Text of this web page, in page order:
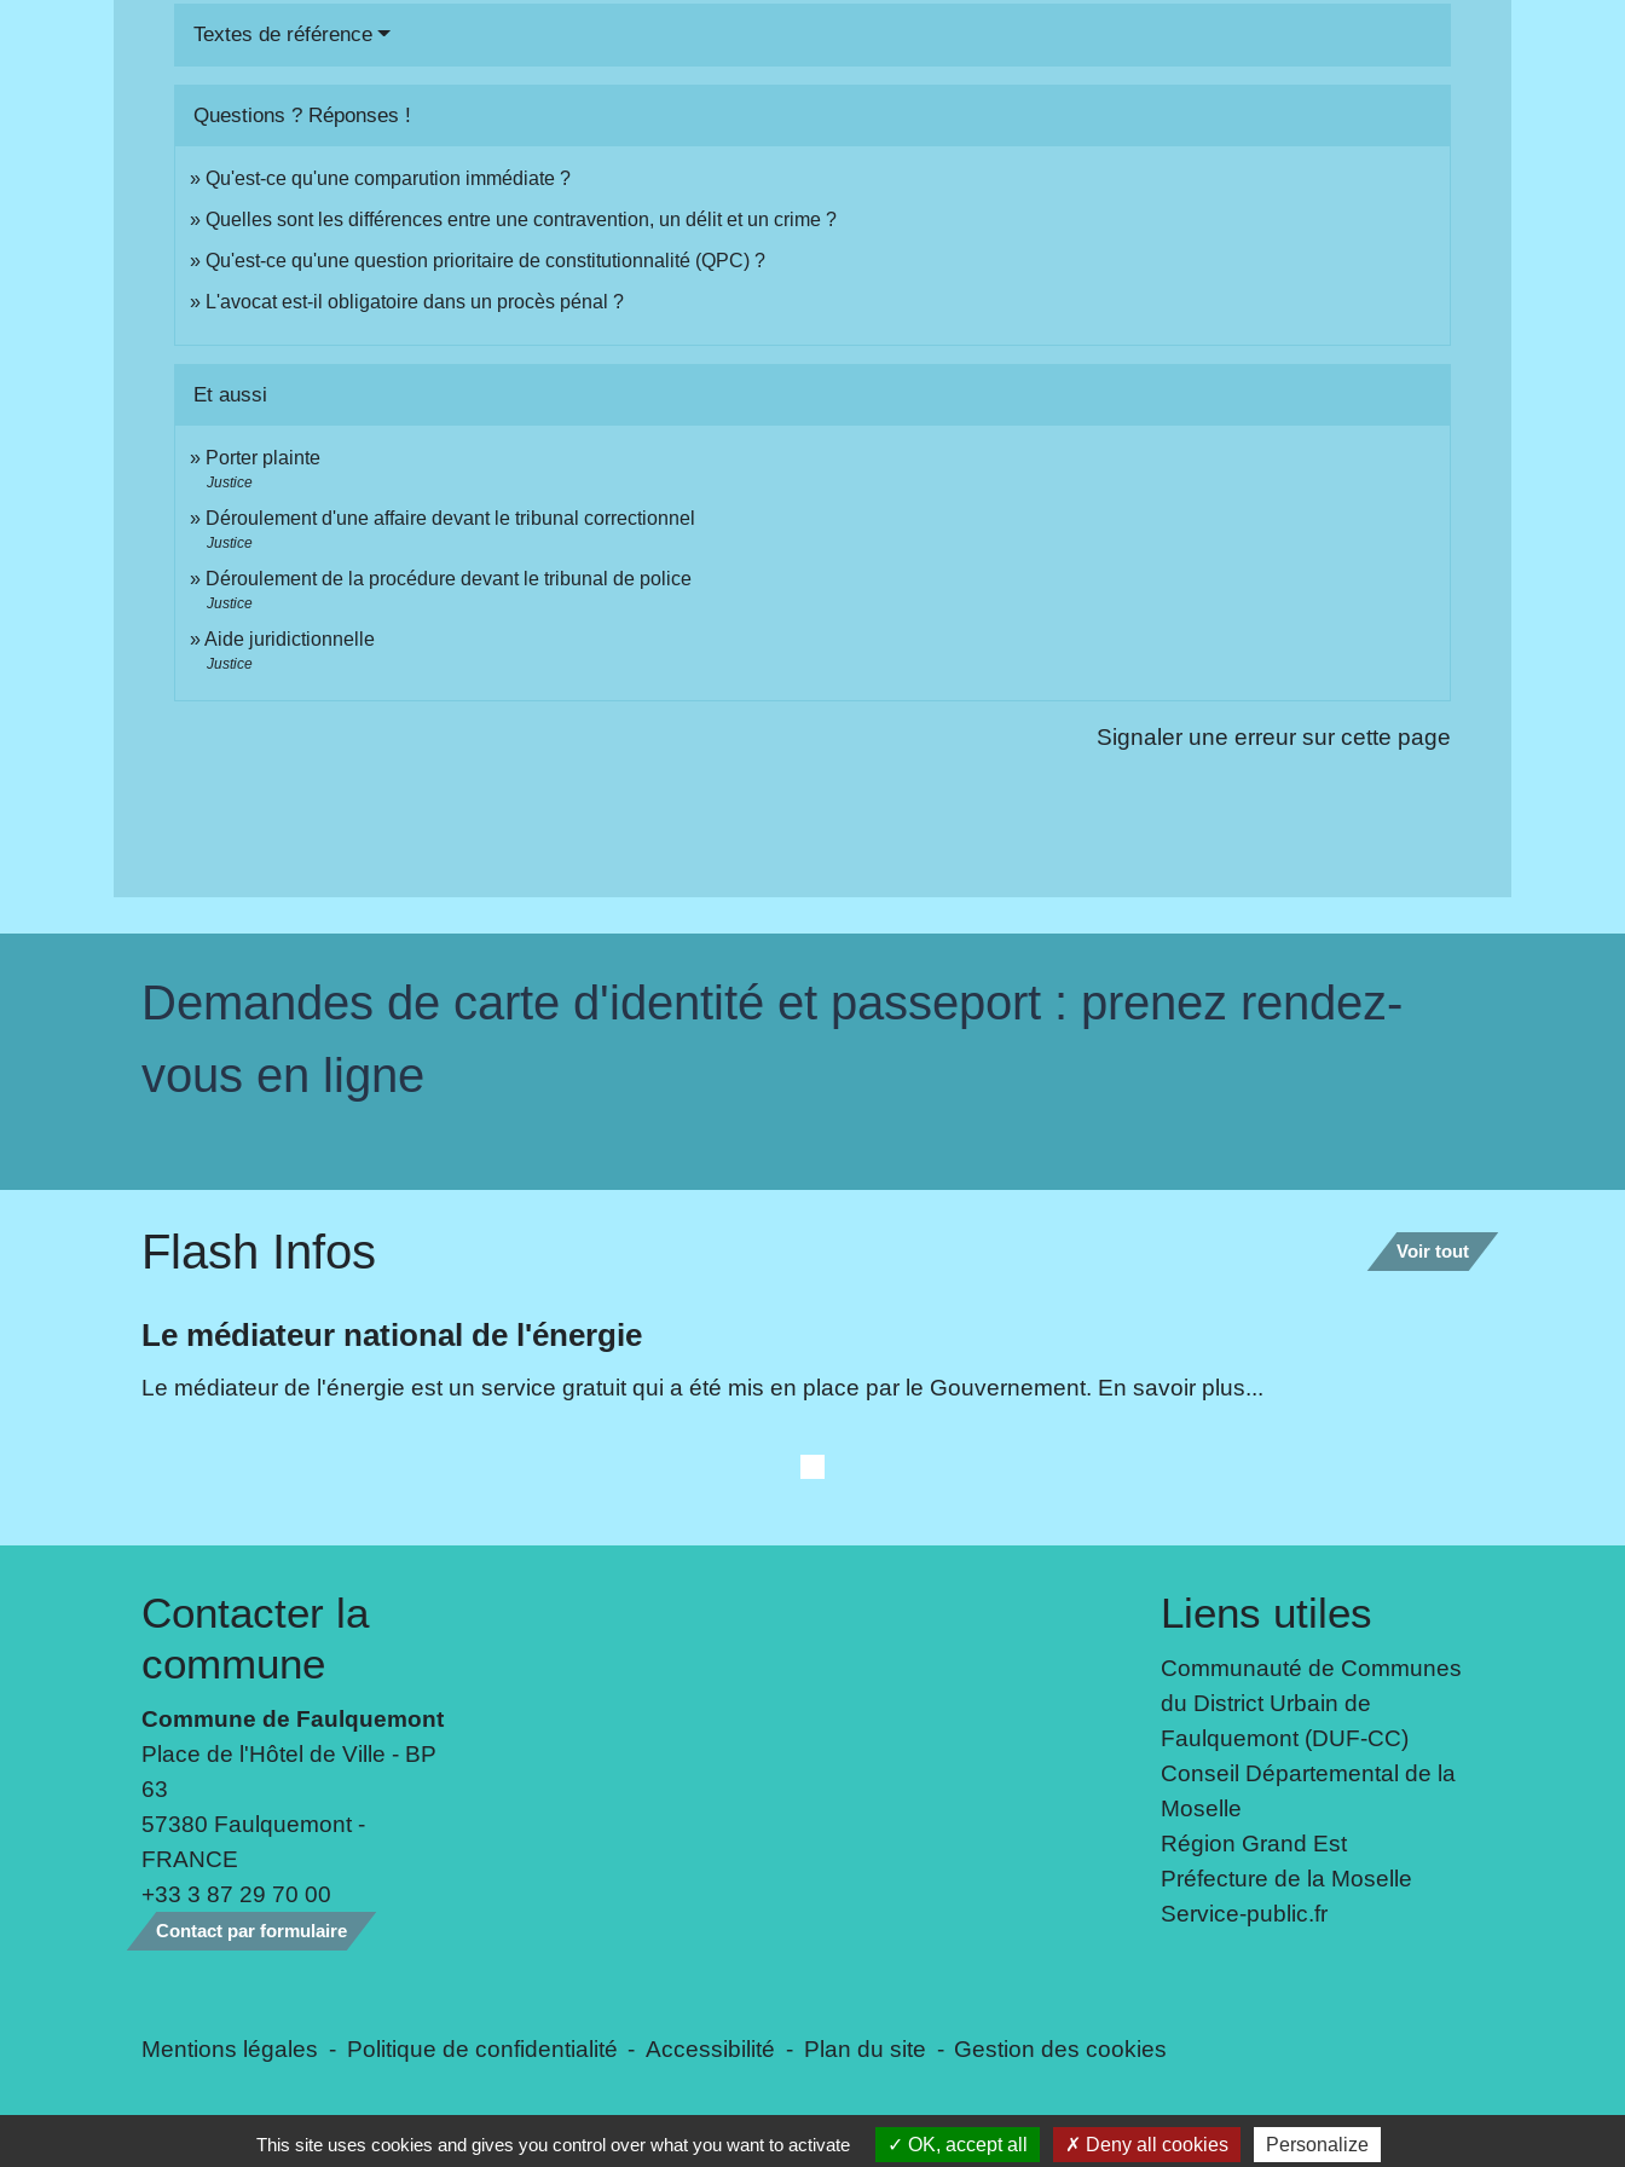
Textes de référence
Questions ? Réponses !
Qu'est-ce qu'une comparution immédiate ?
Quelles sont les différences entre une contravention, un délit et un crime ?
Qu'est-ce qu'une question prioritaire de constitutionnalité (QPC) ?
L'avocat est-il obligatoire dans un procès pénal ?
Et aussi
Porter plainte
Justice
Déroulement d'une affaire devant le tribunal correctionnel
Justice
Déroulement de la procédure devant le tribunal de police
Justice
Aide juridictionnelle
Justice
Signaler une erreur sur cette page
Demandes de carte d'identité et passeport : prenez rendez-
vous en ligne
Flash Infos Voir tout
Le médiateur national de l'énergie
Le médiateur de l'énergie est un service gratuit qui a été mis en place par le Gouvernement. En savoir plus...
Contacter la
commune
Commune de Faulquemont
Place de l'Hôtel de Ville - BP
63
57380 Faulquemont -
FRANCE
+33 3 87 29 70 00
Contact par formulaire
Liens utiles
Communauté de Communes
du District Urbain de
Faulquemont (DUF-CC)
Conseil Départemental de la
Moselle
Région Grand Est
Préfecture de la Moselle
Service-public.fr
Mentions légales - Politique de confidentialité - Accessibilité - Plan du site - Gestion des cookies
Site créé en partenariat avec Réseau des Communes
This site uses cookies and gives you control over what you want to activate OK, accept all Deny all cookies Personalize